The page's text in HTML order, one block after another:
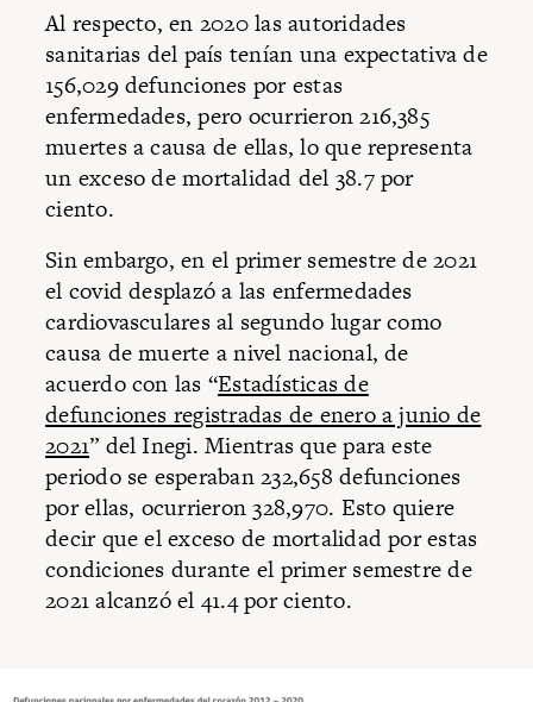
Al respecto, en 2020 las autoridades
sanitarias del país tenían una expectativa de
156,029 defunciones por estas
enfermedades, pero ocurrieron 216,385
muertes a causa de ellas, lo que representa
un exceso de mortalidad del 38.7 por
ciento.
Sin embargo, en el primer semestre de 2021
el covid desplazó a las enfermedades
cardiovasculares al segundo lugar como
causa de muerte a nivel nacional, de
acuerdo con las “Estadísticas de
defunciones registradas de enero a junio de
2021” del Inegi. Mientras que para este
periodo se esperaban 232,658 defunciones
por ellas, ocurrieron 328,970. Esto quiere
decir que el exceso de mortalidad por estas
condiciones durante el primer semestre de
2021 alcanzó el 41.4 por ciento.